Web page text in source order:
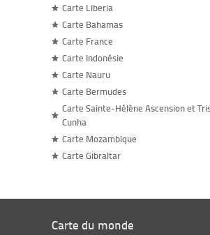
Carte Liberia
Carte Bahamas
Carte France
Carte Indonésie
Carte Nauru
Carte Bermudes
Carte Sainte-Hélène Ascension et
Cunha
Carte Mozambique
Carte Gibraltar
Carte du monde